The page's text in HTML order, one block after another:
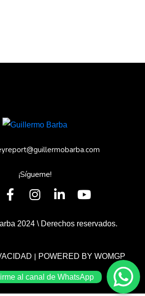
¡Sígueme!
2024 \ Derechos reservados.
| POWERED BY WOMGP
al canal de WhatsApp